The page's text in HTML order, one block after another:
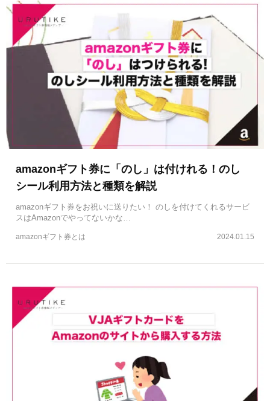
amazonギフト券に「のし」は付けれる！のし
シール利用方法と種類を解説
amazonギフト券をお祝いに送りたい！ のしを付けてくれるサービ
スはAmazonでやってないかな…
2024.01.15
amazonギフト券とは